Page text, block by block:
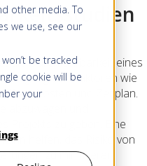
other media. To
we use, see our
be tracked
cookie will be
your
die Durchführbarkeit eines
von Faktoren wie
Kosten und Zeitplan.
abzuwägen und
Projekts zu geben. Eine
helfen, das Risiko von
zu minimieren.